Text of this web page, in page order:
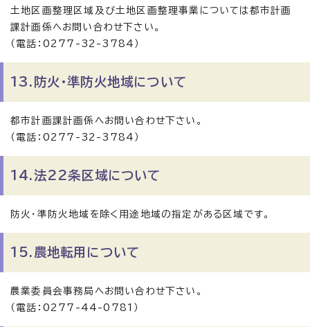
土地区画整理区域及び土地区画整理事業については都市計画
課計画係へお問い合わせ下さい。
（電話：0277-32-3784）
13.防火・準防火地域について
都市計画課計画係へお問い合わせ下さい。
（電話：0277-32-3784）
14.法22条区域について
防火・準防火地域を除く用途地域の指定がある区域です。
15.農地転用について
農業委員会事務局へお問い合わせ下さい。
（電話：0277-44-0781）